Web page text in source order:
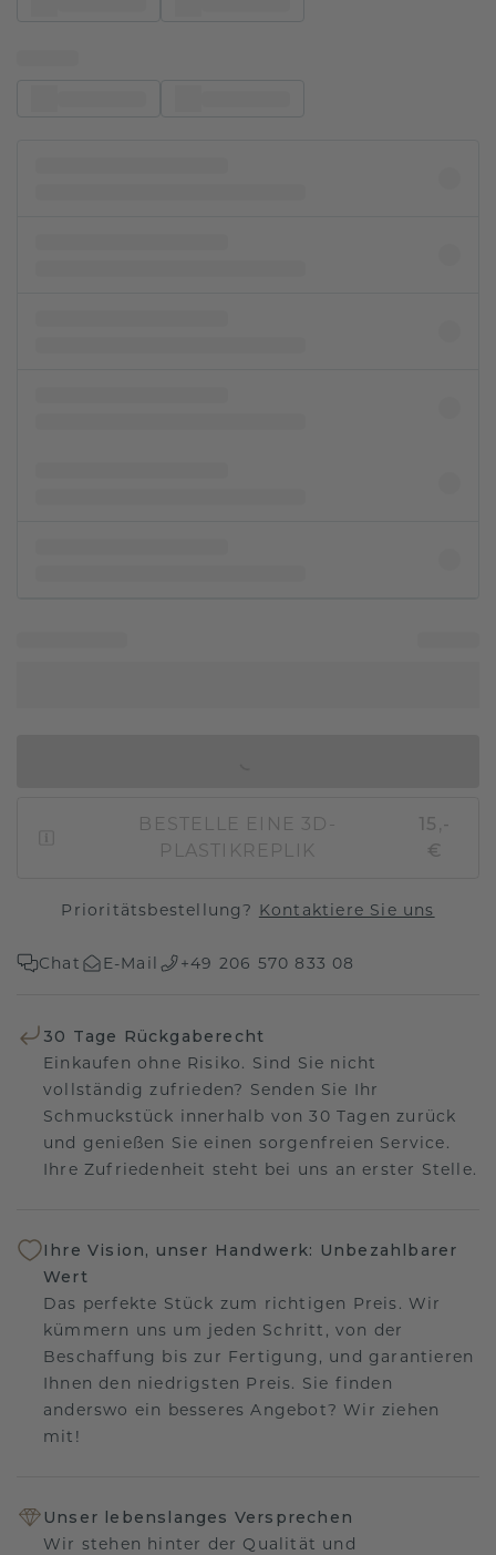
BESTELLE EINE 3D-
PLASTIKREPLIK
15,-
€
Prioritätsbestellung? Kontaktiere Sie uns
Chat E-Mail +49 206 570 833 08
30 Tage Rückgaberecht
Einkaufen ohne Risiko. Sind Sie nicht
vollständig zufrieden? Senden Sie Ihr
Schmuckstück innerhalb von 30 Tagen zurück
und genießen Sie einen sorgenfreien Service.
Ihre Zufriedenheit steht bei uns an erster Stelle.
Ihre Vision, unser Handwerk: Unbezahlbarer
Wert
Das perfekte Stück zum richtigen Preis. Wir
kümmern uns um jeden Schritt, von der
Beschaffung bis zur Fertigung, und garantieren
Ihnen den niedrigsten Preis. Sie finden
anderswo ein besseres Angebot? Wir ziehen
mit!
Unser lebenslanges Versprechen
Wir stehen hinter der Qualität und